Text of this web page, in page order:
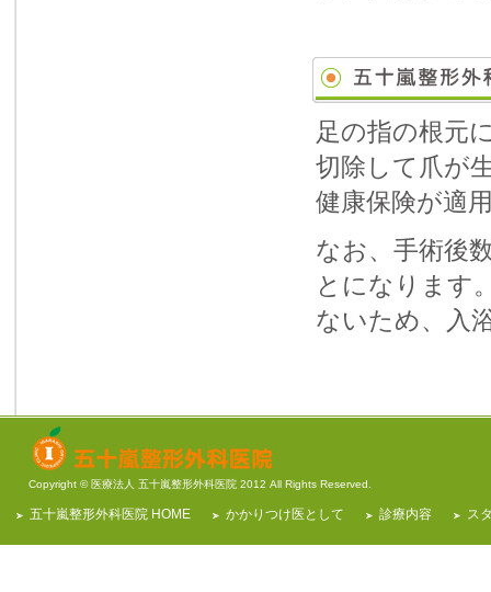
足の指の根元
切除して爪が
健康保険が適
なお、手術後
とになります
ないため、入
Copyright © 医療法人 五十嵐整形外科医院 2012 All Rights Reserved.
五十嵐整形外科医院 HOME かかりつけ医として 診療内容 ス